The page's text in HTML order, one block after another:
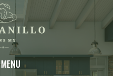
MENU